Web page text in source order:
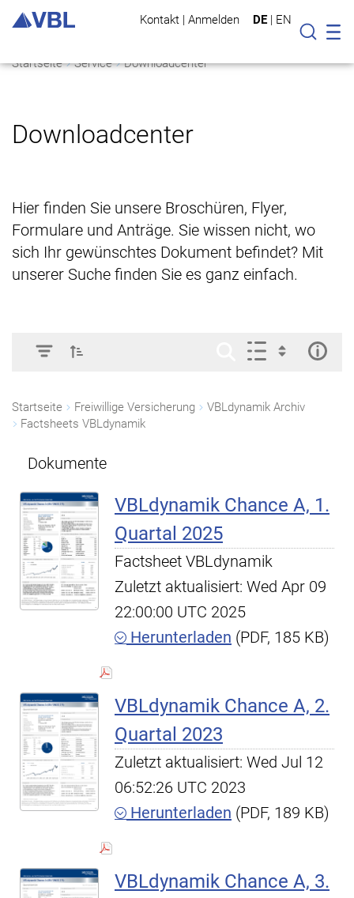
Kontakt | Anmelden DE | EN
Suche
Startseite Service Downloadcenter
Downloadcenter
Hier finden Sie unsere Broschüren, Flyer,
Formulare und Anträge. Sie wissen nicht, wo
sich Ihr gewünschtes Dokument befindet? Mit
unserer Suche finden Sie es ganz einfach.
Startseite Freiwillige Versicherung
VBLdynamik Archiv
Factsheets VBLdynamik
Dokumente
VBLdynamik Chance A, 1.
Quartal 2025
Factsheet VBLdynamik
Zuletzt aktualisiert: Wed Apr 09
22:00:00 UTC 2025
Herunterladen (PDF, 185 KB)
VBLdynamik Chance A, 2.
Quartal 2023
Zuletzt aktualisiert: Wed Jul 12
06:52:26 UTC 2023
Herunterladen (PDF, 189 KB)
VBLdynamik Chance A, 3.